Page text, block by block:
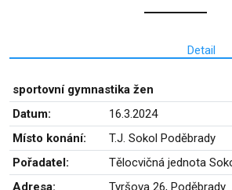
Detail
sportovní gymnastika žen
Datum:
16.3.2024
Místo konání:
T.J. Sokol Poděbrady
Pořadatel:
Tělocvičná jednota
Adresa:
Tyršova 26, Poděbrady